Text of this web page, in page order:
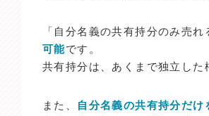
「自分名義の共有持分のみ売
可能です。
共有持分は、あくまで独立した
また、 自分名義の共有持分だ